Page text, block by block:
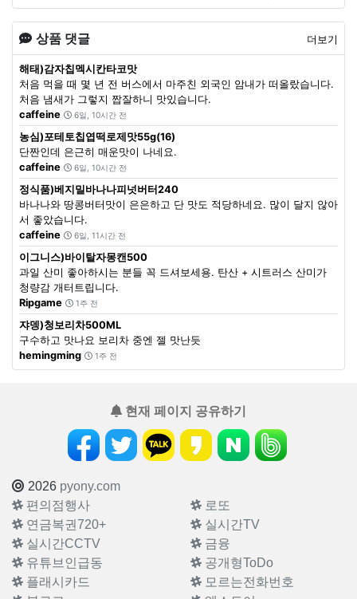
상품 댓글 더보기
해태)감자칩멕시칸타코맛
처음 먹을 때 몇 년 전 버스에서 마주친 외국인 암내가 떠올랐습니다.
처음 냄새가 그렇지 짭잘하니 맛있습니다.
caffeine
6일, 10시간 전
농심)포테토칩엽떡로제맛55g(16)
단짠인데 은근히 매운맛이 나네요.
caffeine
6일, 10시간 전
정식품)베지밀바나나피넛버터240
바나나와 땅콩버터맛이 은은하고 단 맛도 적당하네요. 많이 달지 않아
서 좋았습니다.
caffeine
6일, 11시간 전
이그니스)바이탈자몽캔500
과일 산미 좋아하시는 분들 꼭 드셔보세용. 탄산 + 시트러스 산미가
청량감 개터트립니다.
Ripgame
1주 전
쟈뎅)청보리차500ML
구수하고 맛나요 보리차 중엔 젤 맛난듯
hemingming
1주 전
현재 페이지 공유하기
2026 pyony.com
편의점행사
로또
연금복권720+
실시간TV
실시간CCTV
금융
유튜브인급동
공개형ToDo
플래시카드
모르는전화번호